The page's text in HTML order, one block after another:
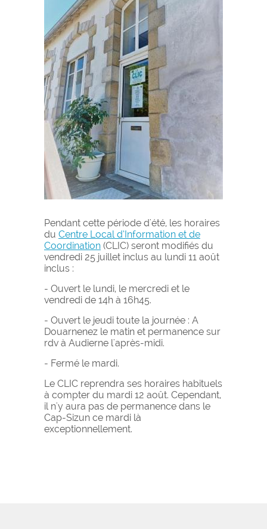
Pendant cette période d'été, les horaires
du Centre Local d’Information et de
Coordination (CLIC) seront modifiés du
vendredi 25 juillet inclus au lundi 11 août
inclus :
- Ouvert le lundi, le mercredi et le
vendredi de 14h à 16h45.
- Ouvert le jeudi toute la journée : A
Douarnenez le matin et permanence sur
rdv à Audierne l'après-midi.
- Fermé le mardi.
Le CLIC reprendra ses horaires habituels
à compter du mardi 12 août. Cependant,
il n'y aura pas de permanence dans le
Cap-Sizun ce mardi là
exceptionnellement.